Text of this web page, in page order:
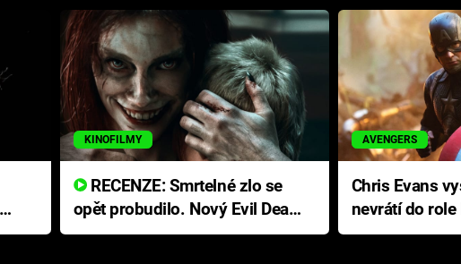
KINOFILMY
RECENZE: Smrtelné zlo se
opět probudilo. Nový Evil Dead
přichází s neodolatelnou
AVENGERS
Chris Evans
nevrátí do role
Ameriky